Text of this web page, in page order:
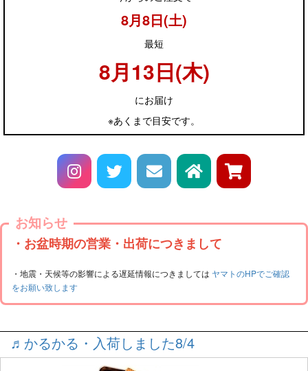
8月8日(土)
最短
8月13日(木)
にお届け
※あくまで目安です。
お知らせ
・お盆時期の営業・出荷につきまして
・地震・天候等の影響による遅延情報につきましては ヤマトのHPでご確認
をお願い致します
♬かるかる・入荷しました8/4